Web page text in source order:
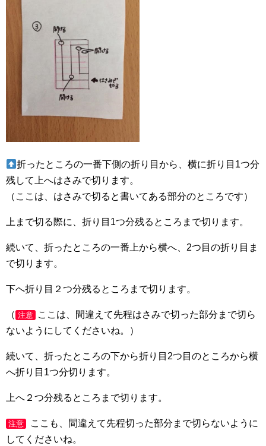
折ったところの一番下側の折り目から、横に折り目1つ分
残して上へはさみで切ります。
（ここは、はさみで切ると書いてある部分のところです）
上まで切る際に、折り目1つ分残るところまで切ります。
続いて、折ったところの一番上から横へ、2つ目の折り目ま
で切ります。
下へ折り目２つ分残るところまで切ります。
（ 注意
ここは、間違えて先程はさみで切った部分まで切ら
ないようにしてくださいね。）
続いて、折ったところの下から折り目2つ目のところから横
へ折り目1つ分切ります。
上へ２つ分残るところまで切ります。
注意
ここも、間違えて先程切った部分まで切らないように
してくださいね。